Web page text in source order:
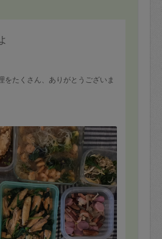
をたくさん、ありがとうございま
、揚げ野菜添え
めもの
煮物